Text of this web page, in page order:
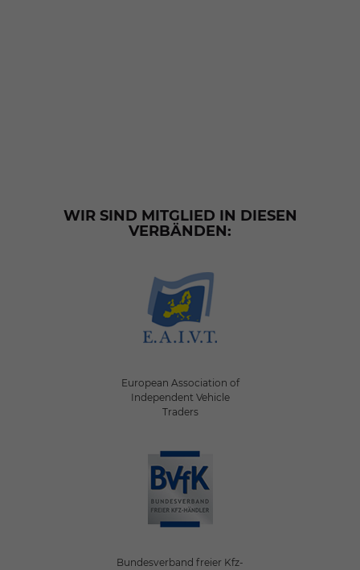
WIR SIND MITGLIED IN DIESEN
VERBÄNDEN:
European Association of
Independent Vehicle
Traders
Bundesverband freier Kfz-